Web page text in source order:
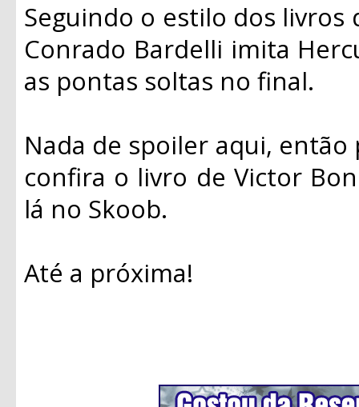
Seguindo o estilo dos
Conrado Bardelli imita
as pontas soltas no final.
Nada de spoiler aqui,
confira o livro de Victor
lá no Skoob.
Até a próxima!